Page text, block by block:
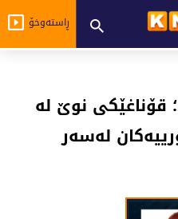
ڕاستەوخۆ
قۆناغێکی نوێ لە
لەسەر